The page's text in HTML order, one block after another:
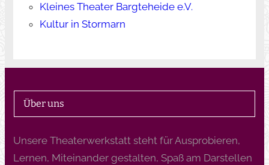
Kleines Theater Bargteheide e.V.
Kultur in Stormarn
Über uns
Unsere Theaterwerkstatt steht für Ausprobieren,
Lernen, Miteinander gestalten, Spaß am Darstellen